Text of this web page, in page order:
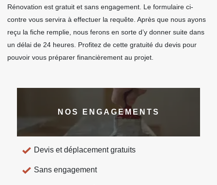
Rénovation est gratuit et sans engagement. Le formulaire ci-
contre vous servira à effectuer la requête. Après que nous ayons
reçu la fiche remplie, nous ferons en sorte d’y donner suite dans
un délai de 24 heures. Profitez de cette gratuité du devis pour
pouvoir vous préparer financièrement au projet.
NOS ENGAGEMENTS
Devis et déplacement gratuits
Sans engagement